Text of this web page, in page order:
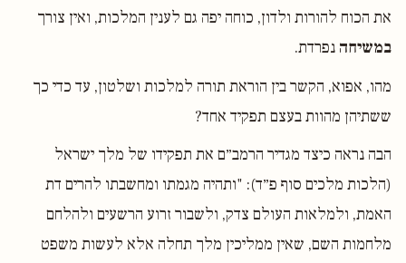
את הכוח להורות ולדון, כוחה יפה גם לענין המלכות, ואין צורך
במשיחה נפרדת.
מהו, אפוא, הקשר בין הוראת תורה למלכות ושלטון, עד כדי כך
ששתיהן מהוות בעצם תפקיד אחד?
הבה נראה כיצד מגדיר הרמב״ם את תפקידו של מלך ישראל
(הלכות מלכים סוף פ״ד): "ותהיה מגמתו ומחשבתו להרים דת
האמת, ולמלאות העולם צדק, ולשבור זרוע הרשעים ולהלחם
מלחמות השם, שאין ממליכין מלך תחלה אלא לעשות משפט